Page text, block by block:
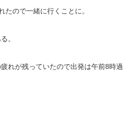
たので一緒に行くことに。
。
れが残っていたので出発は午前8時過